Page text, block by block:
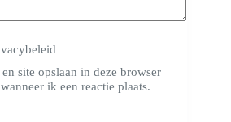
site opslaan in deze browser
ik een reactie plaats.